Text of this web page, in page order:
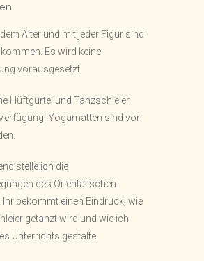
Alter und mit jeder Figur sind
Es wird keine
vorausgesetzt.
Hüftgürtel und Tanzschleier
Yogamatten sind vor
stelle ich die
des Orientalischen
Ihr bekommt einen Eindruck, wie
getanzt wird und wie ich
Unterrichts gestalte.